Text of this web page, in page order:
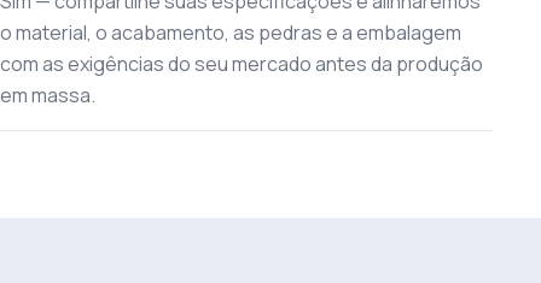
o material, o acabamento, as pedras e a embalagem
com as exigências do seu mercado antes da produção
em massa.